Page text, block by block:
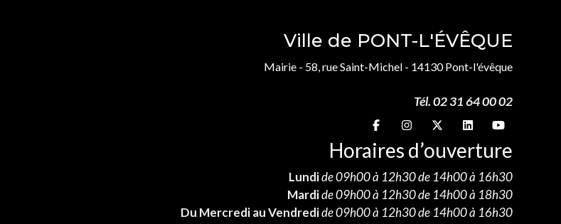
Ville de PONT-L'ÉVÊQUE
Mairie - 58, rue Saint-Michel - 14130 Pont-l'évêque
Tél. 02 31 64 00 02
Suivez-nous sur
Suivez-nous sur
Suivez-nous sur
Suivez-nous sur
Suivez-nous sur
Horaires d’ouverture
Lundide 09h00 à 12h30 de 14h00 à 16h30
Mardide 09h00 à 12h30 de 14h00 à 18h30
Du Mercredi au Vendredide 09h00 à 12h30 de 14h00 à 16h30